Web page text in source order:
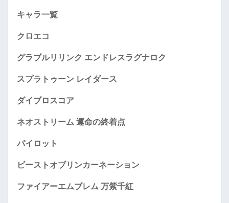
キャラ一覧
クロエコ
グラブルリリンク エンドレスラグナロク
スプラトゥーン レイダース
ダイブロスコア
ネオストリーム 運命の終着点
パイロット
ビーストオブリンカーネーション
ファイアーエムブレム 万紫千紅